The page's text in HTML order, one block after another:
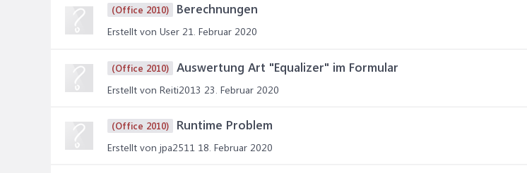
(Office 2010) Berechnungen
Erstellt von User 21. Februar 2020
(Office 2010) Auswertung Art "Equalizer" im Formular
Erstellt von Reiti2013 23. Februar 2020
(Office 2010) Runtime Problem
Erstellt von jpa2511 18. Februar 2020